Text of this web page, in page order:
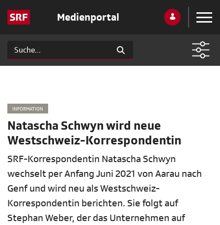
Medienportal
INFORMATION
Natascha Schwyn wird neue
Westschweiz-Korrespondentin
SRF-Korrespondentin Natascha Schwyn
wechselt per Anfang Juni 2021 von Aarau nach
Genf und wird neu als Westschweiz-
Korrespondentin berichten. Sie folgt auf
Stephan Weber, der das Unternehmen auf